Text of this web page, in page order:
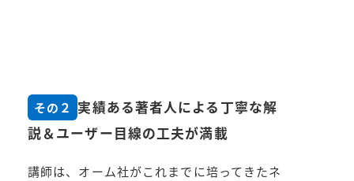
その２ 実績ある著者人による丁寧な解
説＆ユーザー目線の工夫が満載
講師は、オーム社がこれまでに培ってきたネ